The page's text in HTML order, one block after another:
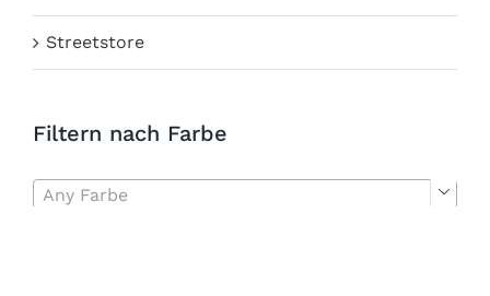
Streetstore
Filtern nach Farbe
Any Farbe 